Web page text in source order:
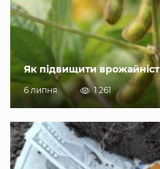
Як підвищити
6 липня 1 261